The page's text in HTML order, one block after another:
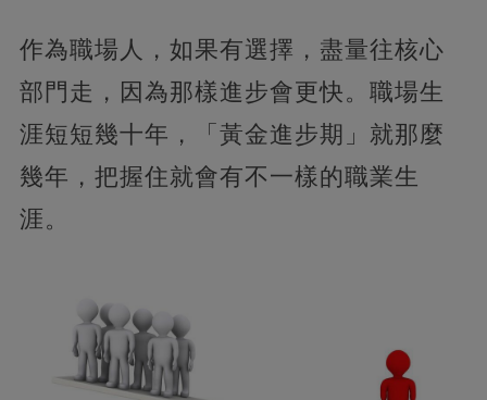
作為職場人，如果有選擇，盡量往核心
部門走，因為那樣進步會更快。職場生
涯短短幾十年，「黃金進步期」就那麼
幾年，把握住就會有不一樣的職業生
涯。